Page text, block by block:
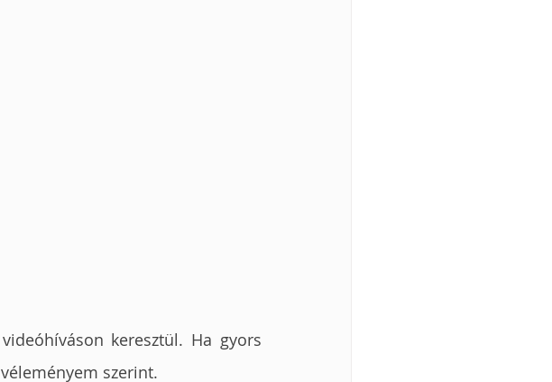
keresztül. Ha gyors
szerint.